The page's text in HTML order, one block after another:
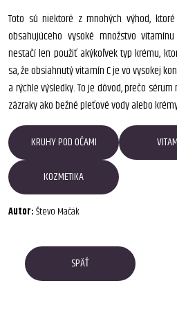
Toto sú niektoré z mnohých výhod,
obsahujúceho vysoké množstvo
nestačí len použiť akýkoľvek typ krému,
sa, že obsiahnutý vitamín C je vo vysokej
a rýchle výsledky. To je dôvod, prečo
zázraky ako bežné pleťové vody alebo
KRUHY POD OČAMI
KOZMETIKA
Autor:Števo Mačák
SPÄŤ